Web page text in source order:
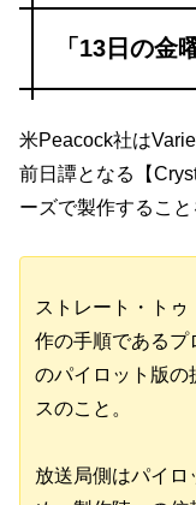
「13日の金
米Peacock社は
前日譚となる【
ーズで製作すること
ストレート・ト
作の手順であるプ
のパイロット版の
スのこと。
放送局側はパイロ